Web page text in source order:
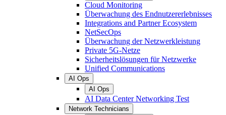
Cloud Monitoring
Überwachung des Endnutzererlebnisses
Integrations and Partner Ecosystem
NetSecOps
Überwachung der Netzwerkleistung
Private 5G-Netze
Sicherheitslösungen für Netzwerke
Unified Communications
AI Ops
AI Ops
AI Data Center Networking Test
Network Technicians